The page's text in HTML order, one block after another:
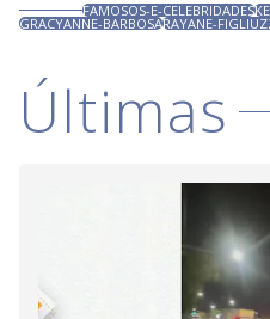
FAMOSOS-E-CELEBRIDADES
GRACYANNE-BARBOSARAYANE-
Últimas